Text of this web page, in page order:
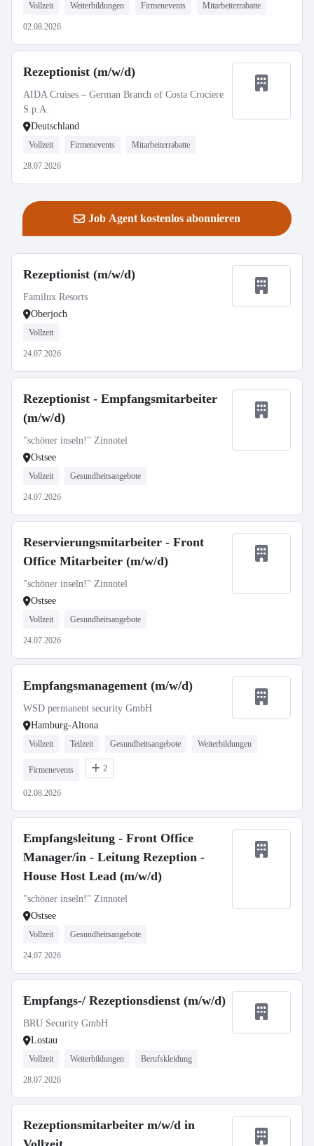
Vollzeit Weiterbildungen Firmenevents Mitarbeiterrabatte
02.08.2026
Rezeptionist (m/w/d)
AIDA Cruises – German Branch of Costa Crociere
S.p.A.
Deutschland
Vollzeit Firmenevents Mitarbeiterrabatte
28.07.2026
Job Agent kostenlos abonnieren
Rezeptionist (m/w/d)
Familux Resorts
Oberjoch
Vollzeit
24.07.2026
Rezeptionist - Empfangsmitarbeiter
(m/w/d)
"schöner inseln!" Zinnotel
Ostsee
Vollzeit Gesundheitsangebote
24.07.2026
Reservierungsmitarbeiter - Front
Office Mitarbeiter (m/w/d)
"schöner inseln!" Zinnotel
Ostsee
Vollzeit Gesundheitsangebote
24.07.2026
Empfangsmanagement (m/w/d)
WSD permanent security GmbH
Hamburg-Altona
Vollzeit Teilzeit Gesundheitsangebote Weiterbildungen
Firmenevents 2
02.08.2026
Empfangsleitung - Front Office
Manager/in - Leitung Rezeption -
House Host Lead (m/w/d)
"schöner inseln!" Zinnotel
Ostsee
Vollzeit Gesundheitsangebote
24.07.2026
Empfangs-/ Rezeptionsdienst (m/w/d)
BRU Security GmbH
Lostau
Vollzeit Weiterbildungen Berufskleidung
28.07.2026
Rezeptionsmitarbeiter m/w/d in